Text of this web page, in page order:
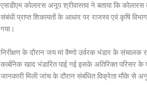
एसडीएम कोलारस अनूप श्रीवास्तव ने बताया कि
संबंधी प्राप्त शिकायतों के आधार पर राजस्व एवं कृषि
गया।
निरीक्षण के दौरान जय मां वैष्णो उर्वरक भंडार के
कार्बनिक खाद भंडारित पाई गई इसके अतिरिक्त
जानकारी मिली जांच के दौरान संबंधित विक्रेता मौके से